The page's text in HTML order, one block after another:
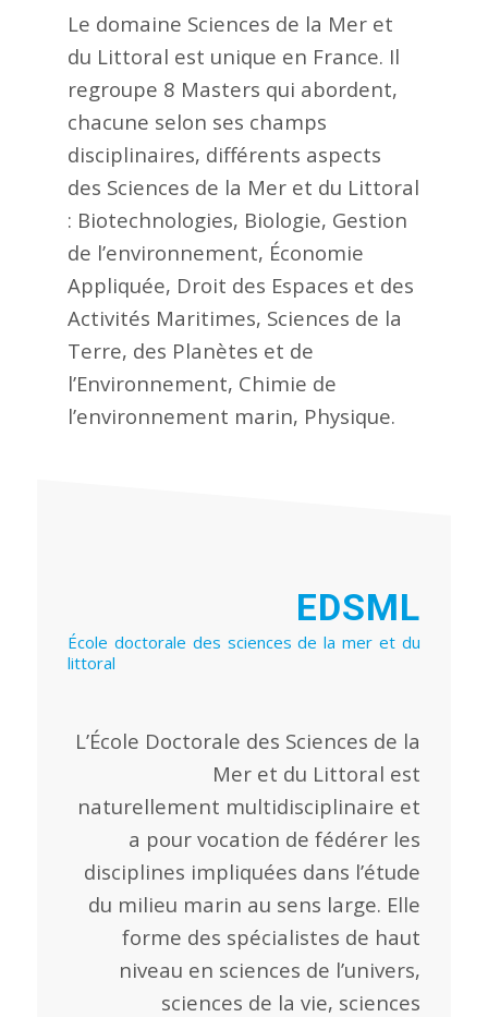
Le domaine Sciences de la Mer et
du Littoral est unique en France. Il
regroupe 8 Masters qui abordent,
chacune selon ses champs
disciplinaires, différents aspects
des Sciences de la Mer et du Littoral
: Biotechnologies, Biologie, Gestion
de l’environnement, Économie
Appliquée, Droit des Espaces et des
Activités Maritimes, Sciences de la
Terre, des Planètes et de
l’Environnement, Chimie de
l’environnement marin, Physique.
EDSML
École doctorale des sciences de la mer et du
littoral
L’École Doctorale des Sciences de la
Mer et du Littoral est
naturellement multidisciplinaire et
a pour vocation de fédérer les
disciplines impliquées dans l’étude
du milieu marin au sens large. Elle
forme des spécialistes de haut
niveau en sciences de l’univers,
sciences de la vie, sciences